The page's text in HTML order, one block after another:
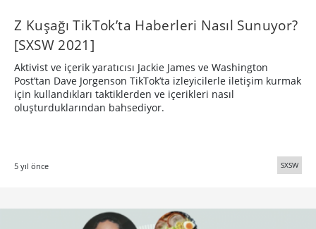
Z Kuşağı TikTok’ta Haberleri Nasıl Sunuyor?
[SXSW 2021]
Aktivist ve içerik yaratıcısı Jackie James ve Washington
Post’tan Dave Jorgenson TikTok’ta izleyicilerle iletişim kurmak
için kullandıkları taktiklerden ve içerikleri nasıl
oluşturduklarından bahsediyor.
5 yıl önce SXSW